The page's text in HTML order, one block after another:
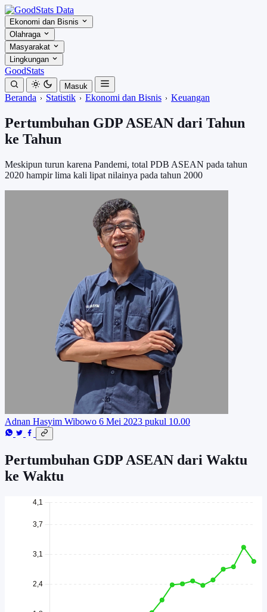
Ekonomi dan Bisnis
Olahraga
Masyarakat
Lingkungan
GoodStats
Masuk
Beranda Statistik Ekonomi dan Bisnis Keuangan
Pertumbuhan GDP ASEAN dari Tahun
ke Tahun
Meskipun turun karena Pandemi, total PDB ASEAN pada tahun
2020 hampir lima kali lipat nilainya pada tahun 2000
Adnan Hasyim Wibowo 6 Mei 2023 pukul 10.00
Pertumbuhan GDP ASEAN dari Waktu
ke Waktu